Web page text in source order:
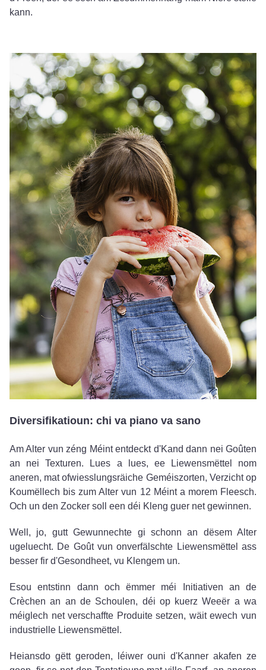
kann.
Diversifikatioun: chi va piano va sano
Am Alter vun zéng Méint entdeckt d'Kand dann nei Goûten
an nei Texturen. Lues a lues, ee Liewensmëttel nom
aneren, mat ofwiesslungsräiche Geméiszorten, Verzicht op
Koumëllech bis zum Alter vun 12 Méint a morem Fleesch.
Och un den Zocker soll een déi Kleng guer net gewinnen.
Well, jo, gutt Gewunnechte gi schonn an dësem Alter
ugeluecht. De Goût vun onverfälschte Liewensmëttel ass
besser fir d'Gesondheet, vu Klengem un.
Esou entstinn dann och ëmmer méi Initiativen an de
Crèchen an an de Schoulen, déi op kuerz Weeër a wa
méiglech net verschaffte Produite setzen, wäit ewech vun
industrielle Liewensmëttel.
Heiansdo gëtt geroden, léiwer ouni d'Kanner akafen ze